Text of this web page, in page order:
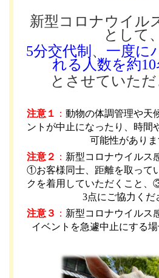
新型コロナウイル
として、
5分交代制 、 一度に
れる人数を約
とさせていただ
注意１ ：動物の体調管理や天
ントが中止になったり、時間
可能性がありま
注意２ ： 新型コロナウイルス
①お客様同士、距離を取って
クを着用していただくこと、
3点にご協力くだ
注意３ ： 新型コロナウイルス
イベントを急遽中止にする場